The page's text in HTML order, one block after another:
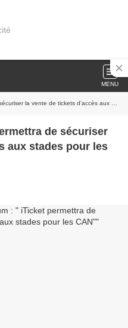
MENU
de tickets d'accès aux stades pour les CAN"
de sécuriser
aux stades pour les